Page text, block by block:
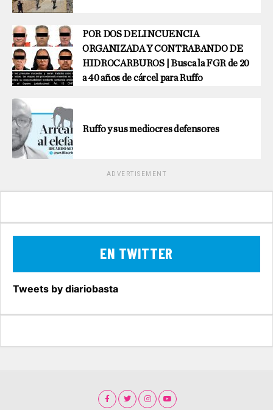
POR DOS DELINCUENCIA
ORGANIZADA Y CONTRABANDO DE
HIDROCARBUROS | Busca la FGR de 20
a 40 años de cárcel para Ruffo
Ruffo y sus mediocres defensores
ADVERTISEMENT
EN TWITTER
Tweets by diariobasta